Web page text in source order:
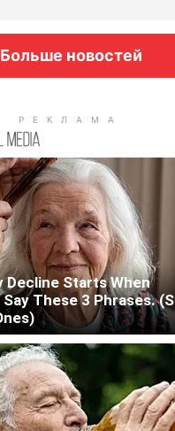
Больше новостей